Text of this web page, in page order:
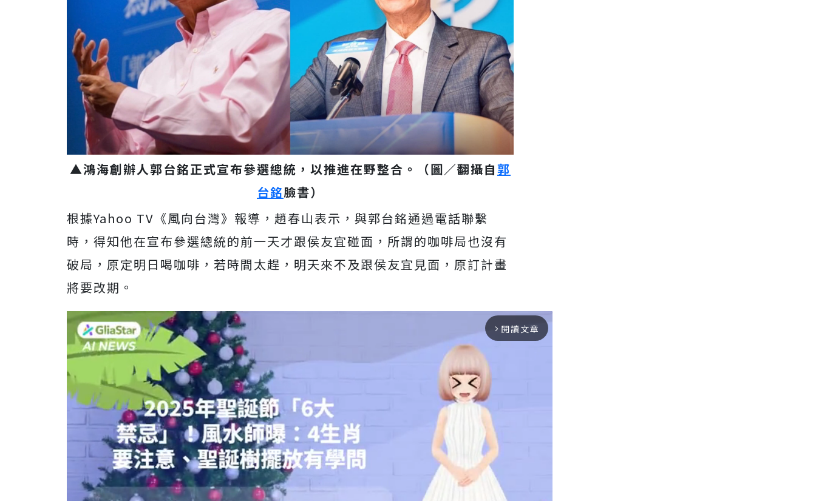
▲鴻海創辦人郭台銘正式宣布參選總統，以推進在野整合。（圖／翻攝自郭
台銘臉書）
根據Yahoo TV《風向台灣》報導，趙春山表示，與郭台銘通過電話聯繫
時，得知他在宣布參選總統的前一天才跟侯友宜碰面，所謂的咖啡局也沒有
破局，原定明日喝咖啡，若時間太趕，明天來不及跟侯友宜見面，原訂計畫
將要改期。
arrow_forward_ios 閱讀文章